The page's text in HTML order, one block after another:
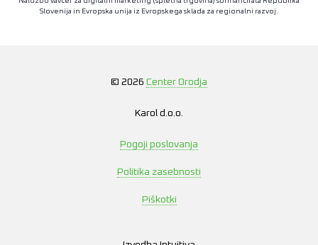
Slovenija in Evropska unija iz Evropskega sklada za regionalni razvoj.
© 2026 Center Orodja
Karol d.o.o.
Pogoji poslovanja
Politika zasebnosti
Piškotki